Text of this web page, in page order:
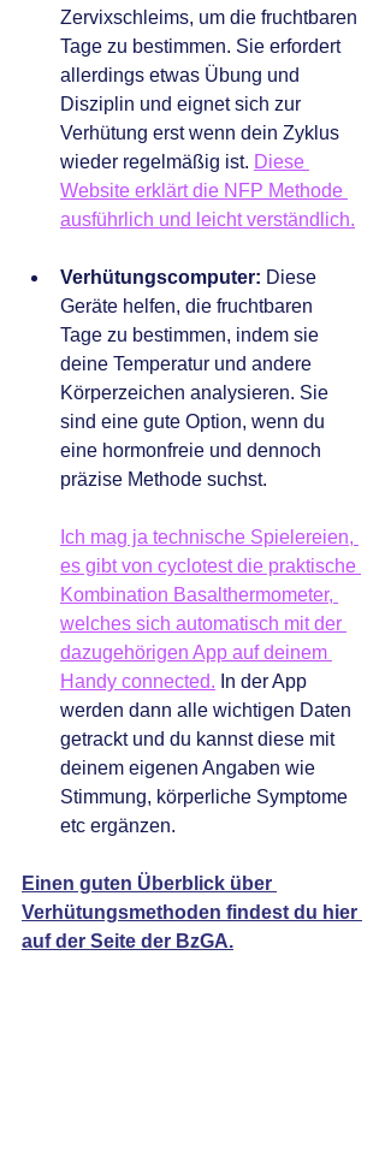
Zervixschleims, um die fruchtbaren
Tage zu bestimmen. Sie erfordert
allerdings etwas Übung und
Disziplin und eignet sich zur
Verhütung erst wenn dein Zyklus
wieder regelmäßig ist. Diese
Website erklärt die NFP Methode
ausführlich und leicht verständlich.
Verhütungscomputer: Diese
Geräte helfen, die fruchtbaren
Tage zu bestimmen, indem sie
deine Temperatur und andere
Körperzeichen analysieren. Sie
sind eine gute Option, wenn du
eine hormonfreie und dennoch
präzise Methode suchst.
Ich mag ja technische Spielereien,
es gibt von cyclotest die praktische
Kombination Basalthermometer,
welches sich automatisch mit der
dazugehörigen App auf deinem
Handy connected. In der App
werden dann alle wichtigen Daten
getrackt und du kannst diese mit
deinem eigenen Angaben wie
Stimmung, körperliche Symptome
etc ergänzen.
Einen guten Überblick über
Verhütungsmethoden findest du hier
auf der Seite der BzGA.